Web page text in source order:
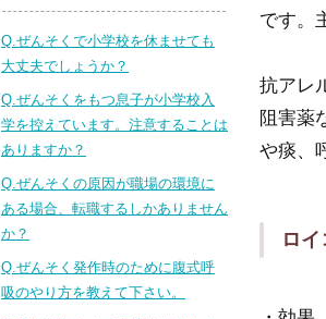
です。
抗アレ
阻害薬
や痰、
ロ
Q.ぜんそくで小学校を休ませても
大丈夫でしょうか？
Q.ぜんそくをもつ息子が小学校入
学を控えています。注意することは
ありますか？
Q.ぜんそくの原因が職場の環境に
ある場合、転職するしかありません
か？
Q.ぜんそく発作時のために腹式呼
吸のやり方を教えて下さい。